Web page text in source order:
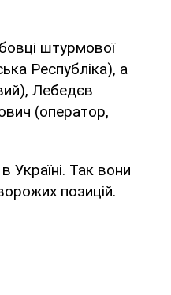
штурмової
Республіка), а
Лебедєв
(оператор,
Україні. Так вони
позицій.